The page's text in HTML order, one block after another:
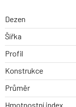
Dezen
Šířka
Profil
Konstrukce
Průměr
Hmotnostní index